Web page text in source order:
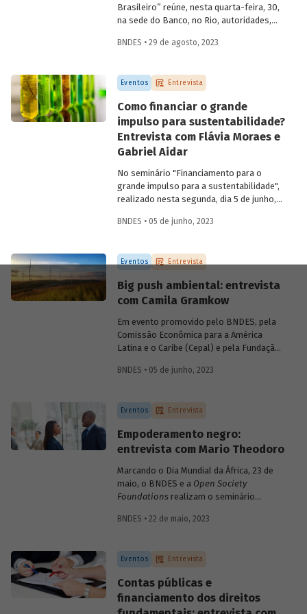
Brasileiro” reúne, nesta quarta-feira, 30,
na sede do Banco, no Rio, autoridades,
discutir e propor ações para o setor
desenvolvimento nacional. Para saber
mais sobre a importância da retomada
entrevistamos Juca Ferreira, assessor da
presidência do BNDES e ex-Ministro de
Estado da Cultura.
BNDES • 29 de agosto, 2023
Eventos Entrevista
Como financiar o grande
impulso para sustentabilidade?
Entrevista com Flávia Moraes e
Gabriel Aidar
No seminário "Financiamento para o
grande impulso para a sustentabilidade",
realizado nesta segunda, dia 5 de junho,
estratégias para destravar a transição
Latina. Para saber mais sobre
possibilidades de financiamento para uma
Brasil, entrevistamos os economistas
Gabriel Aidar e Flávia Moraes, autores do
relatório "Financiando o
Big Push:
caminhos para destravar a transição
social e ecológica no Brasil".
BNDES • 05 de junho, 2023
Eventos Entrevista
Big push ambiental: entrevista
com Camila Gramkow
Em evento promovido pelo BNDES, pela
Comissão Econômica para a América
Latina e o Caribe (Cepal) e pela Fundação
segunda-feira, 5 de junho, especialistas
no Brasil e na América Latina. Para saber
ambiental, conversamos com a
economista Camila Gramkow, da Cepal,
que coordenou o relatório “Financiando o
Big Push: caminhos para destravar a
transição social e ecológica no Brasil”,
BNDES • 05 de junho, 2023
Eventos Entrevista
Empoderamento negro:
entrevista com Mario Theodoro
Marcando o Dia Mundial da África, 23 de
maio, o BNDES e a Open Society
Foundationsrealizam o seminário
Transformação da Economia. O encontro
financeiro e empresarial brasileiros. Em
entrevista para o blog, o professor Mario
Theodoro comenta o impacto da
desigualdade na história econômica do
BNDES • 22 de maio, 2023
Eventos Entrevista
Contas públicas e
financiamento dos direitos